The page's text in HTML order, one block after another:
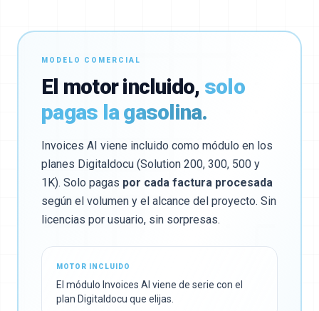
MODELO COMERCIAL
El motor incluido, solo
pagas la gasolina.
Invoices AI viene incluido como módulo en los
planes Digitaldocu (Solution 200, 300, 500 y
1K). Solo pagas por cada factura procesada
según el volumen y el alcance del proyecto. Sin
licencias por usuario, sin sorpresas.
MOTOR INCLUIDO
El módulo Invoices AI viene de serie con el
plan Digitaldocu que elijas.